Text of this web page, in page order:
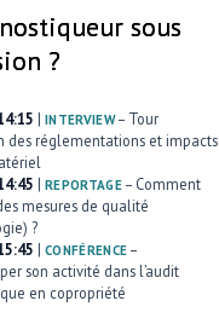
sous
?
| INTERVIEW– Tour
des réglementations et impacts
| REPORTAGE– Comment
mesures de qualité
?
| CONFÉRENCE –
son activité dans l’audit
en copropriété